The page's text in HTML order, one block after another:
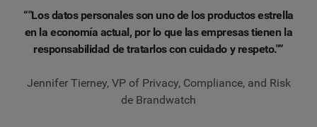
“"Los datos personales son uno de los productos estrella
en la economía actual, por lo que las empresas tienen la
responsabilidad de tratarlos con cuidado y respeto."”
Jennifer Tierney, VP of Privacy, Compliance, and Risk
de Brandwatch